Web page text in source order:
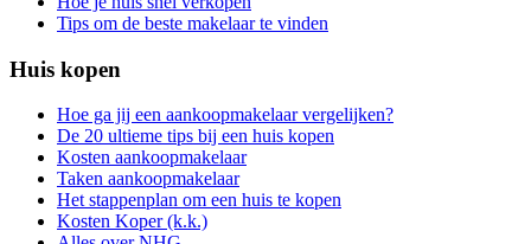
Tips om de beste makelaar te vinden
Huis kopen
Hoe ga jij een aankoopmakelaar vergelijken?
De 20 ultieme tips bij een huis kopen
Kosten aankoopmakelaar
Taken aankoopmakelaar
Het stappenplan om een huis te kopen
Kosten Koper (k.k.)